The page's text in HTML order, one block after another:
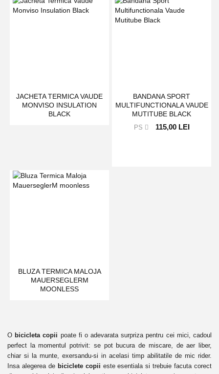
JACHETA TERMICA VAUDE
MONVISO INSULATION
BLACK
BANDANA SPORT
MULTIFUNCTIONALA VAUDE
MUTITUBE BLACK
PS 115,00 LEI
BLUZA TERMICA MALOJA
MAUERSEGLERM
MOONLESS
O bicicleta copii poate fi o adevarata surpriza pentru cei mici, cadoul
perfect la momentul potrivit: se pot bucura de miscare, de aer liber,
chiar si la munte, exersandu-si in acelasi timp abilitatile de mic rider.
Insa alegerea de biciclete copii este esentiala si trebuie facuta corect